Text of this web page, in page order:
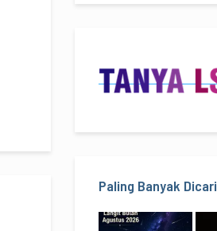
Paling Banyak Dicari